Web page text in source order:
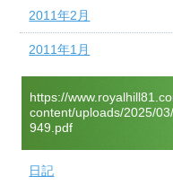
2011年2月
2011年1月
https://
content/uploads/2025/
949.pdf
日記